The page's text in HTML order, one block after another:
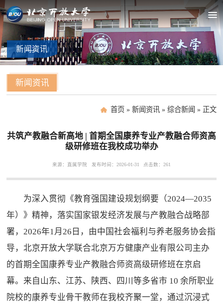
新闻资讯
新闻资讯
首页 » 新闻资讯» 综合新闻 » 正文
共筑产教融合新高地 | 首期全国康养专业产教融合师资高
级研修班在我校成功举办
来源：直属学院 发布时间：2026-01-31 点击数：261
为深入贯彻《教育强国建设规划纲要（2024—2035
年）》精神，落实国家银发经济发展与产教融合战略部
署，2026年1月26日，由中国社会福利与养老服务协会指
导，北京开放大学联合北京万方健康产业有限公司主办
的首期全国康养专业产教融合师资高级研修班在京启
幕。来自山东、江苏、陕西、四川等多省市 10 余所职业
院校的康养专业骨干教师在我校齐聚一堂，通过沉浸式